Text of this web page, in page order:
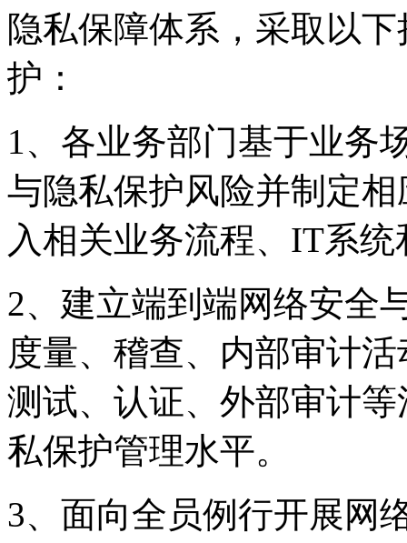
隐私保障体系，采取
护：
1、各业务部门基于业务
与隐私保护风险并制定相
入相关业务流程、IT系
2、建立端到端网络安全
度量、稽查、内部审
测试、认证、外部审
私保护管理水平。
3、面向全员例行开展